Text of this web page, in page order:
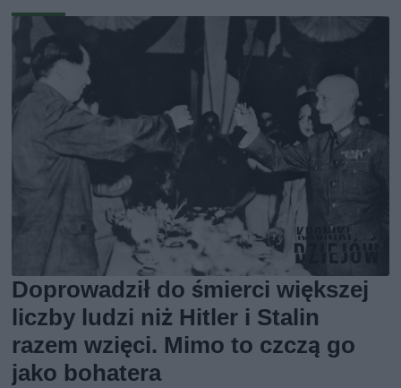
Doprowadził do śmierci większej
liczby ludzi niż Hitler i Stalin
razem wzięci. Mimo to czczą go
jako bohatera